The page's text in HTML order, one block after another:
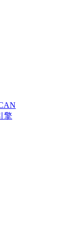
擎